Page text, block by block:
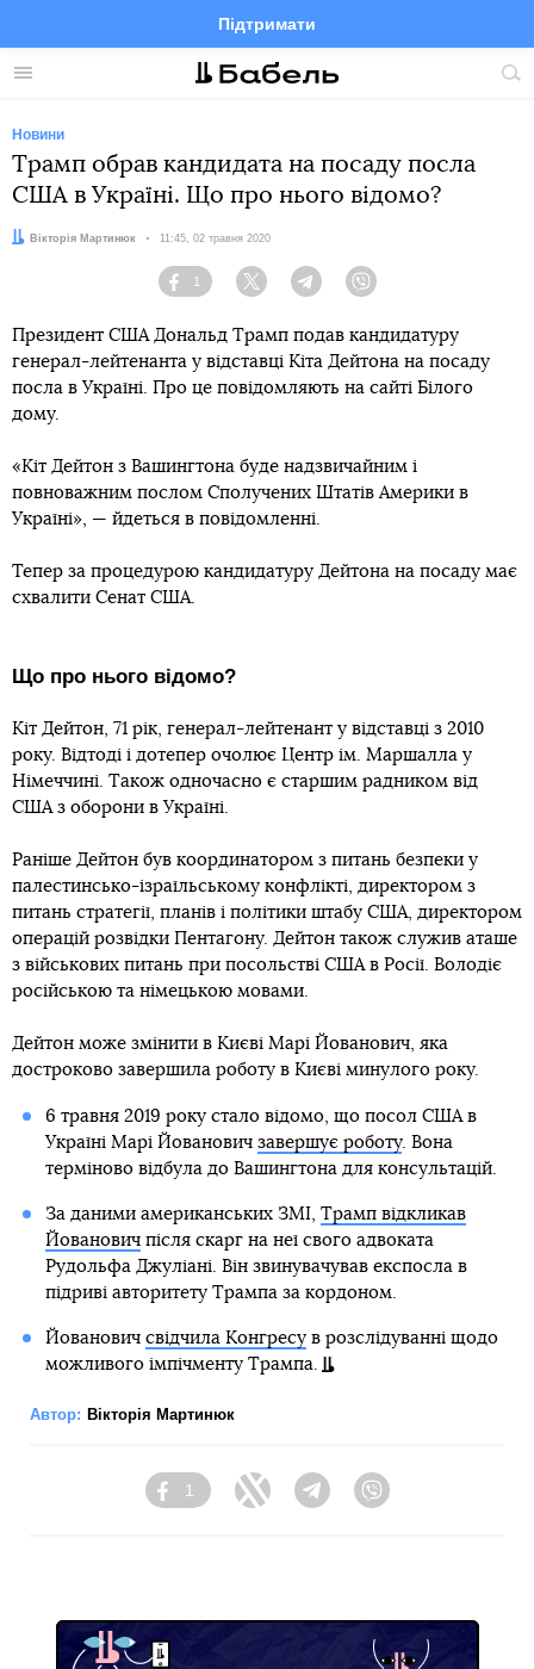
Меню
Підтримати
FacebookTelegramTwitter
Новини
Трамп обрав кандидата на посаду посла
США в Україні. Що про нього відомо?
Автор:Вікторія Мартинюк Дата:
11:45, 02 травня 2020
Facebook
1
Twitter TelegramViber
Президент США Дональд Трамп подав кандидатуру
генерал-лейтенанта у відставці Кіта Дейтона на посаду
посла в Україні. Про це повідомляють на сайті Білого
дому.
«Кіт Дейтон з Вашингтона буде надзвичайним і
повноважним послом Сполучених Штатів Америки в
Україні», — йдеться в повідомленні.
Тепер за процедурою кандидатуру Дейтона на посаду має
схвалити Сенат США.
Що про нього відомо?
Кіт Дейтон, 71 рік, генерал-лейтенант у відставці з 2010
року. Відтоді і дотепер очолює Центр ім. Маршалла у
Німеччині. Також одночасно є старшим радником від
США з оборони в Україні.
Раніше Дейтон був координатором з питань безпеки у
палестинсько-ізраїльському конфлікті, директором з
питань стратегії, планів і політики штабу США, директором
операцій розвідки Пентагону. Дейтон також служив аташе
з військових питань при посольстві США в Росії. Володіє
російською та німецькою мовами.
Дейтон може змінити в Києві Марі Йованович, яка
достроково завершила роботу в Києві минулого року.
6 травня 2019 року стало відомо, що посол США в
Україні Марі Йованович завершує роботу. Вона
терміново відбула до Вашингтона для консультацій.
За даними американських ЗМІ, Трамп відкликав
Йовановичпісля скарг на неї свого адвоката
Рудольфа Джуліані. Він звинувачував експосла в
підриві авторитету Трампа за кордоном.
Йованович свідчила Конгресув розслідуванні щодо
можливого імпічменту Трампа.
Автор: Вікторія Мартинюк
Facebook
1
Twitter TelegramViber